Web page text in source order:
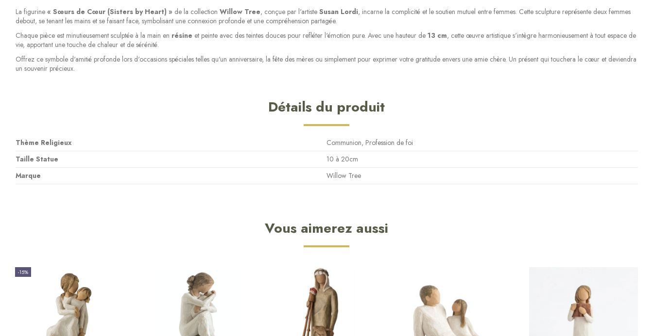
La figurine « Sœurs de Cœur (Sisters by Heart) » de la collection Willow Tree, conçue par l'artiste Susan Lordi, incarne la complicité et le soutien mutuel entre femmes. Cette sculpture représente deux femmes
debout, se tenant les mains et se faisant face, symbolisant une connexion profonde et une compréhension partagée.
Chaque pièce est minutieusement sculptée à la main en résine et peinte avec des teintes douces pour refléter l'émotion pure. Avec une hauteur de 13 cm, cette œuvre artistique s'intègre harmonieusement à tout espace de
vie, apportant une touche de chaleur et de sérénité.
Offrez ce symbole d'amitié profonde lors d'occasions spéciales telles qu'un anniversaire, la fête des mères ou simplement pour exprimer votre gratitude envers une amie chère. Un présent qui touchera le cœur et deviendra
un souvenir précieux.
Détails du produit
Thème Religieux
Communion, Profession de foi
Taille Statue
10 à 20cm
Marque
Willow Tree
Vous aimerez aussi
-15%